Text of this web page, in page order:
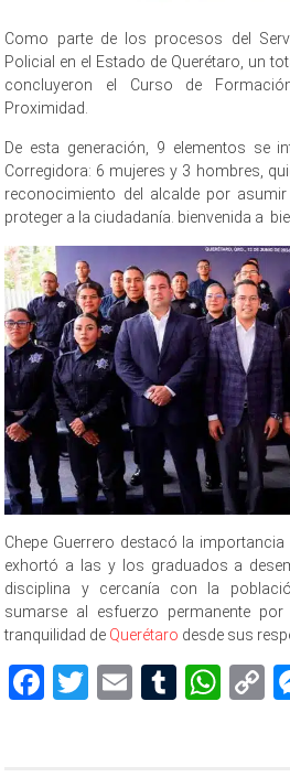
Como parte de los procesos del
Policial en el Estado de Querétaro, un
concluyeron el Curso de
Proximidad.
De esta generación, 9 elementos se
Corregidora: 6 mujeres y 3 hombres,
reconocimiento del alcalde por
proteger a la ciudadanía. bienvenida a
Chepe Guerrero destacó la
exhortó a las y los graduados a
disciplina y cercanía con la
sumarse al esfuerzo permanente
tranquilidad de Querétaro desde sus
Facebook
Twitter
EmailTumblr